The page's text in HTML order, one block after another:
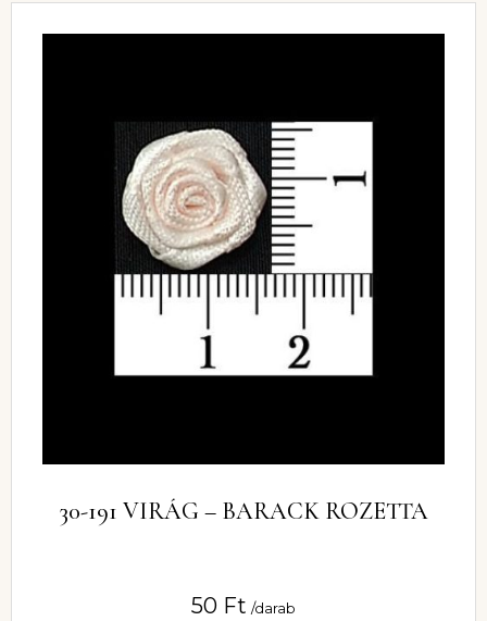
30-191 VIRÁG – BARACK ROZETTA
50 Ft /darab